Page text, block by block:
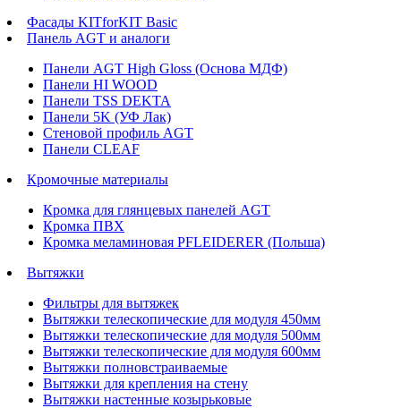
Фасады KITforKIT Basic
Панель AGT и аналоги
Панели AGT High Gloss (Основа МДФ)
Панели HI WOOD
Панели TSS DEKTA
Панели 5K (УФ Лак)
Стеновой профиль AGT
Панели CLEAF
Кромочные материалы
Кромка для глянцевых панелей AGT
Кромка ПВХ
Кромка меламиновая PFLEIDERER (Польша)
Вытяжки
Фильтры для вытяжек
Вытяжки телескопические для модуля 450мм
Вытяжки телескопические для модуля 500мм
Вытяжки телескопические для модуля 600мм
Вытяжки полновстраиваемые
Вытяжки для крепления на стену
Вытяжки настенные козырьковые